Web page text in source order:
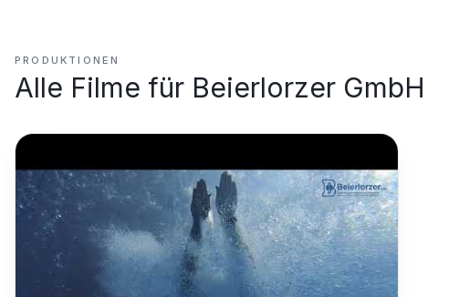
PRODUKTIONEN
Alle Filme für Beierlorzer GmbH